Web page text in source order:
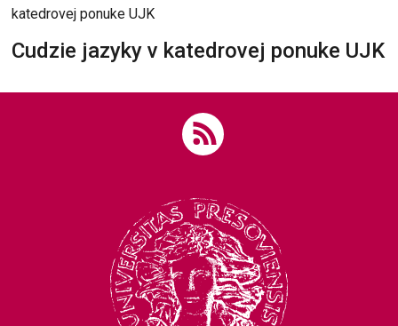
katedrovej ponuke UJK
Cudzie jazyky v katedrovej ponuke UJK